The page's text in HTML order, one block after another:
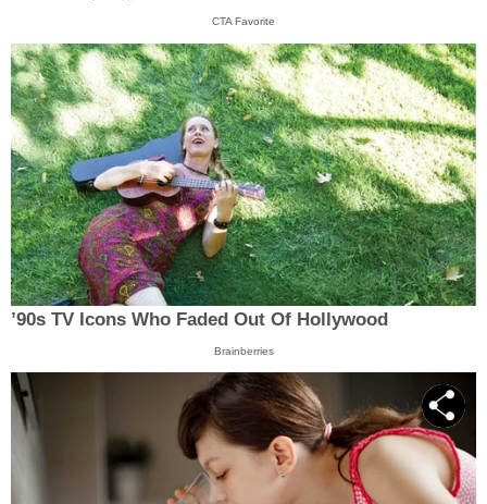
CTA Favorite
’90s TV Icons Who Faded Out Of Hollywood
Brainberries